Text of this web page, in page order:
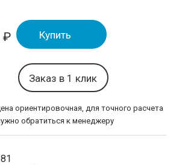
₽ Купить
Заказ в 1 клик
ориентировочная, для точного расчета
обратиться к менеджеру